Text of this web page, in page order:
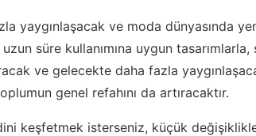
yaygınlaşacak ve moda dünyasında
süre kullanımına uygun
ve gelecekte daha fazla
genel refahını da artıracaktır.
keşfetmek isterseniz, küçük